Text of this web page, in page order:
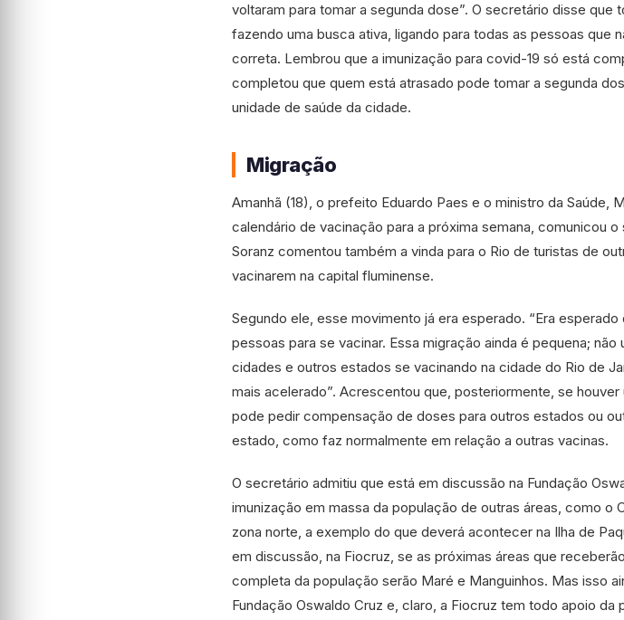
voltaram para tomar a segunda dose”. O secretário disse que
fazendo uma busca ativa, ligando para todas as pessoas que
correta. Lembrou que a imunização para covid-19 só está
completou que quem está atrasado pode tomar a segunda
unidade de saúde da cidade.
Migração
Amanhã (18), o prefeito Eduardo Paes e o ministro da Saúde,
calendário de vacinação para a próxima semana, comunicou
Soranz comentou também a vinda para o Rio de turistas de
vacinarem na capital fluminense.
Segundo ele, esse movimento já era esperado. “Era
pessoas para se vacinar. Essa migração ainda é pequena;
cidades e outros estados se vacinando na cidade do Rio de
mais acelerado”. Acrescentou que, posteriormente, se
pode pedir compensação de doses para outros estados ou
estado, como faz normalmente em relação a outras vacinas.
O secretário admitiu que está em discussão na Fundação
imunização em massa da população de outras áreas, como o
zona norte, a exemplo do que deverá acontecer na Ilha de
em discussão, na Fiocruz, se as próximas áreas que
completa da população serão Maré e Manguinhos. Mas isso
Fundação Oswaldo Cruz e, claro, a Fiocruz tem todo apoio da